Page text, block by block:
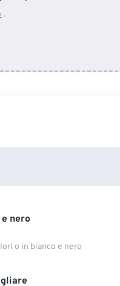
.
nero
o in bianco e nero